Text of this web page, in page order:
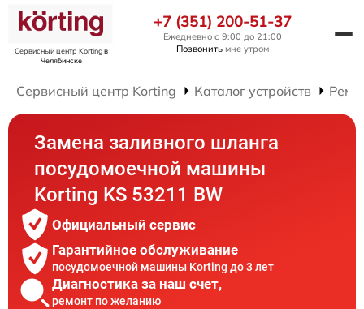
Сервисный центр Kortingв
Челябинске
+7 (351) 200-51-37
Ежедневно с 9:00 до 21:00
Позвонить мне утром
Сервисный центр Korting Каталог устройств
Замена заливного шланга
посудомоечной машины
Korting KS 53211 BW
Официальный сервис
Гарантийное обслуживание
посудомоечной машины Korting до 3 лет
Диагностика за наш счет,
ремонт по желанию